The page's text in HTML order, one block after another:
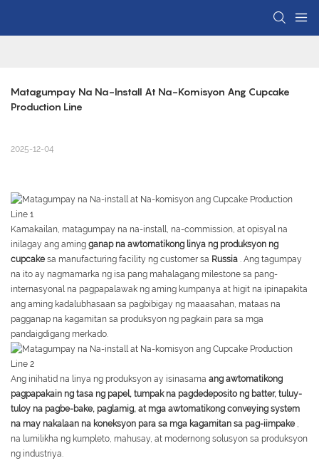
Matagumpay Na Na-Install At Na-Komisyon Ang Cupcake
Production Line
2025-12-04
Kamakailan, matagumpay na na-install, na-commission, at opisyal na
inilagay ang aming ganap na awtomatikong linya ng produksyon ng
cupcakesa manufacturing facility ng customer sa Russia . Ang tagumpay
na ito ay nagmamarka ng isa pang mahalagang milestone sa pang-
internasyonal na pagpapalawak ng aming kumpanya at higit na ipinapakita
ang aming kadalubhasaan sa pagbibigay ng maaasahan, mataas na
pagganap na kagamitan sa produksyon ng pagkain para sa mga
pandaigdigang merkado.
Ang inihatid na linya ng produksyon ay isinasama ang awtomatikong
pagpapakain ng tasa ng papel, tumpak na pagdedeposito ng batter, tuluy-
tuloy na pagbe-bake, paglamig, at mga awtomatikong conveying system
na may nakalaan na koneksyon para sa mga kagamitan sa pag-iimpake,
na lumilikha ng kumpleto, mahusay, at modernong solusyon sa produksyon
ng industriya.